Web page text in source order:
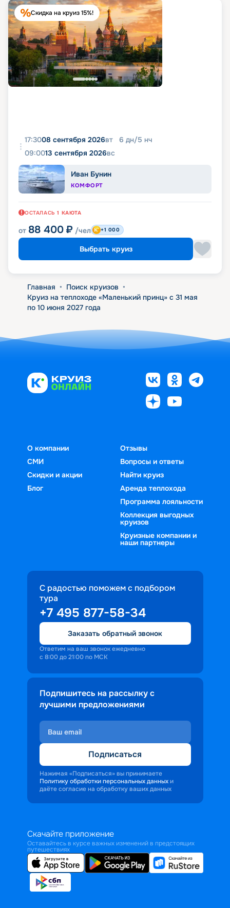
Скидка на круиз 15%!
17:3008 сентября 2026вт 6 дн/5 нч
09:0013 сентября 2026вс
Иван Бунин
КОМФОРТ
ОСТАЛАСЬ 1 КАЮТА
от 88 400 ₽ /чел +1 000
Выбрать круиз
Главная • Поиск круизов •
Круиз на теплоходе «Маленький принц» с 31 мая
по 10 июня 2027 года
О компании
СМИ
Скидки и акции
Блог
Отзывы
Вопросы и ответы
Найти круиз
Аренда теплохода
Программа лояльности
Коллекция выгодных
круизов
Круизные компании и
наши партнеры
С радостью поможем с подбором
тура
+7 495 877-58-34
Заказать обратный звонок
Ответим на ваш звонок ежедневно
с 8:00 до 21:00 по МСК
Подпишитесь на рассылку с
лучшими предложениями
Подписаться
Нажимая «Подписаться» вы принимаете
Политику обработки персональных данных и
даёте согласие на обработку ваших данных
Скачайте приложение
Оставайтесь в курсе важных изменений в предстоящих
путешествиях